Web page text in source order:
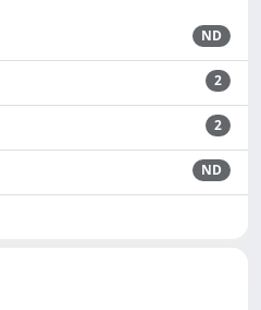
ND
2
2
ND